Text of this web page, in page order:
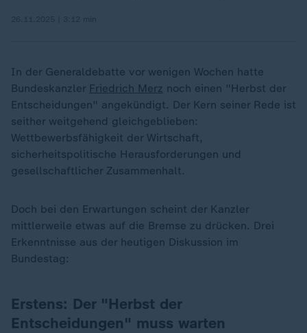
In der Generaldebatte vor wenigen Wochen hatte
Bundeskanzler Friedrich Merz noch einen "Herbst der
Entscheidungen" angekündigt. Der Kern seiner Rede ist
seither weitgehend gleichgeblieben:
Wettbewerbsfähigkeit der Wirtschaft,
sicherheitspolitische Herausforderungen und
gesellschaftlicher Zusammenhalt.
Doch bei den Erwartungen scheint der Kanzler
mittlerweile etwas auf die Bremse zu drücken. Drei
Erkenntnisse aus der heutigen Diskussion im
Bundestag:
Erstens: Der "Herbst der
Entscheidungen" muss warten